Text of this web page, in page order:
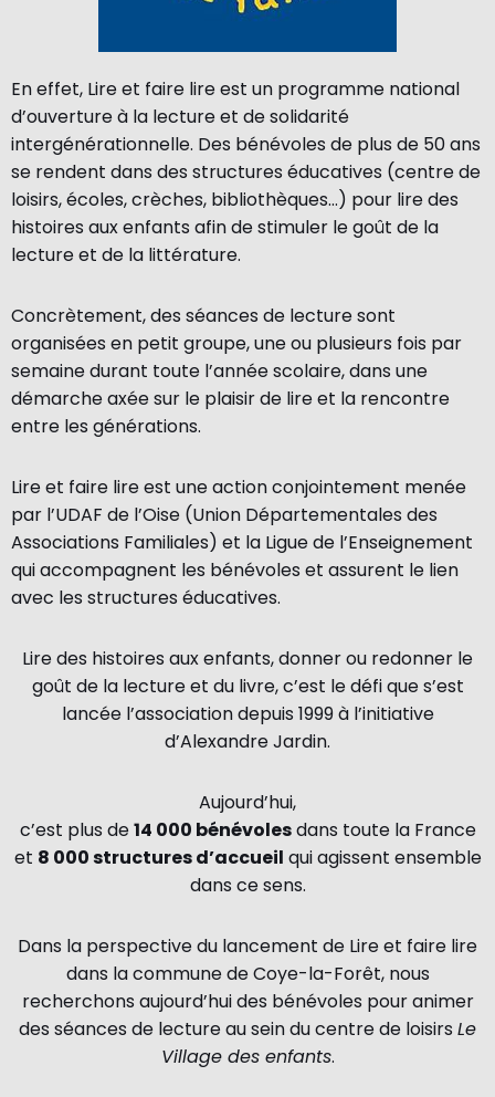
En effet, Lire et faire lire est un programme national
d’ouverture à la lecture et de solidarité
intergénérationnelle. Des bénévoles de plus de 50 ans
se rendent dans des structures éducatives (centre de
loisirs, écoles, crèches, bibliothèques…) pour lire des
histoires aux enfants afin de stimuler le goût de la
lecture et de la littérature.
Concrètement, des séances de lecture sont
organisées en petit groupe, une ou plusieurs fois par
semaine durant toute l’année scolaire, dans une
démarche axée sur le plaisir de lire et la rencontre
entre les générations.
Lire et faire lire est une action conjointement menée
par l’UDAF de l’Oise (Union Départementales des
Associations Familiales) et la Ligue de l’Enseignement
qui accompagnent les bénévoles et assurent le lien
avec les structures éducatives.
Lire des histoires aux enfants, donner ou redonner le
goût de la lecture et du livre, c’est le défi que s’est
lancée l’association depuis 1999 à l’initiative
d’Alexandre Jardin.
Aujourd’hui,
c’est plus de14 000 bénévolesdans toute la France
et 8 000 structures d’accueil qui agissent ensemble
dans ce sens.
Dans la perspective du lancement de Lire et faire lire
dans la commune de Coye-la-Forêt, nous
recherchons aujourd’hui des bénévoles pour animer
des séances de lecture au sein du centre de loisirs Le
Village des enfants.